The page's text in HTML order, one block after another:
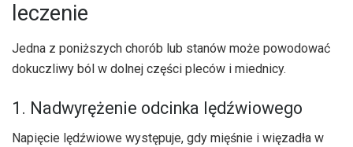
leczenie
Jedna z poniższych chorób lub stanów może powodować
dokuczliwy ból w dolnej części pleców i miednicy.
1. Nadwyrężenie odcinka lędźwiowego
Napięcie lędźwiowe występuje, gdy mięśnie i więzadła w